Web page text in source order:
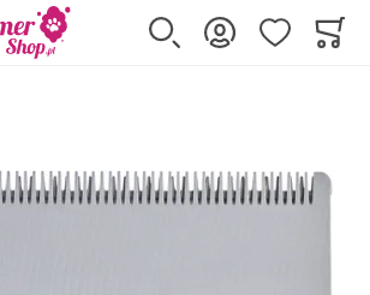
główną
Szukaj Zaloguj sięUlubione